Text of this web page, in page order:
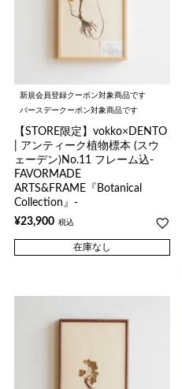
新規会員登録クーポン対象商品です
バースデークーポン対象商品です
【STORE限定】vokko×DENTO
| アンティーク植物標本 (スウ
ェーデン)No.11 フレーム込-
FAVORMADE
ARTS&FRAME『Botanical
Collection』-
¥23,900 税込
在庫なし